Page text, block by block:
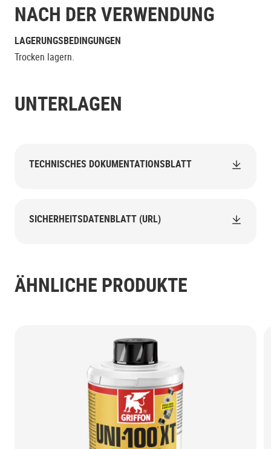
NACH DER VERWENDUNG
LAGERUNGSBEDINGUNGEN
Trocken lagern.
UNTERLAGEN
TECHNISCHES DOKUMENTATIONSBLATT
SICHERHEITSDATENBLATT (URL)
ÄHNLICHE PRODUKTE